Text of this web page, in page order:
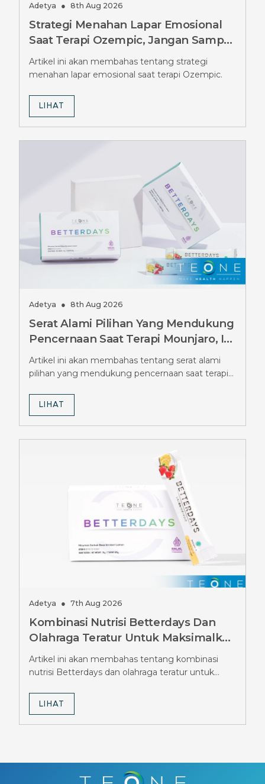
Adetya ● 8th Aug 2026
Strategi Menahan Lapar Emosional
Saat Terapi Ozempic, Jangan Sampai
Salah
Artikel ini akan membahas tentang strategi
menahan lapar emosional saat terapi Ozempic.
LIHAT
Adetya ● 8th Aug 2026
Serat Alami Pilihan Yang Mendukung
Pencernaan Saat Terapi Mounjaro, Ini
Pilihannya
Artikel ini akan membahas tentang serat alami
pilihan yang mendukung pencernaan saat terapi
LIHAT
Adetya ● 7th Aug 2026
Kombinasi Nutrisi Betterdays Dan
Olahraga Teratur Untuk Maksimalkan
Hasil Diet Ozempic, Wajib Tahu
Strateginya
Artikel ini akan membahas tentang kombinasi
nutrisi Betterdays dan olahraga teratur untuk
LIHAT